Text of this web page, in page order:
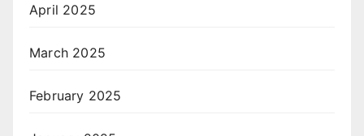
April 2025
March 2025
February 2025